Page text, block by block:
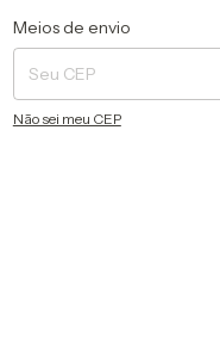
Entregas para o CEP:
Meios de envio
Não sei meu CEP